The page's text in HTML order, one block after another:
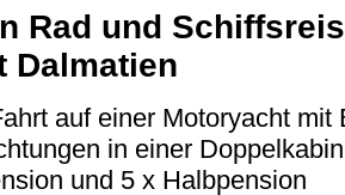
Rad und
Dalmatien
auf einer Motoryacht mit
in einer
und 5 x Halbpension